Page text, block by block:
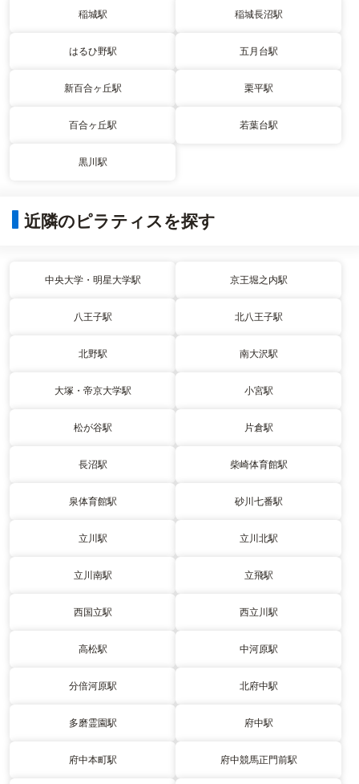
稲城駅 稲城長沼駅
はるひ野駅 五月台駅
新百合ヶ丘駅 栗平駅
百合ヶ丘駅 若葉台駅
黒川駅
近隣のピラティスを探す
中央大学・明星大学駅 京王堀之内駅
八王子駅 北八王子駅
北野駅 南大沢駅
大塚・帝京大学駅 小宮駅
松が谷駅 片倉駅
長沼駅 柴崎体育館駅
泉体育館駅 砂川七番駅
立川駅 立川北駅
立川南駅 立飛駅
西国立駅 西立川駅
高松駅 中河原駅
分倍河原駅 北府中駅
多磨霊園駅 府中駅
府中本町駅 府中競馬正門前駅